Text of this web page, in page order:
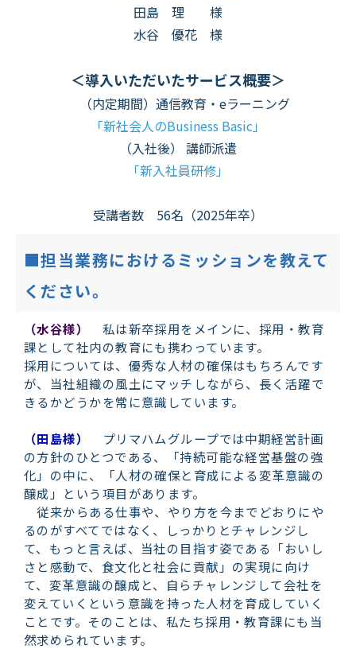
田島 理 様
水谷 優花 様
＜導入いただいたサービス概要＞
（内定期間）通信教育・eラーニング
「新社会人のBusiness Basic」
（入社後） 講師派遣
「新入社員研修」
受講者数 56名（2025年卒）
■担当業務におけるミッションを教えて
ください。
（水谷様）
私は新卒採用をメインに、採用・教育
課として社内の教育にも携わっています。
採用については、優秀な人材の確保はもちろんです
が、当社組織の風土にマッチしながら、長く活躍で
きるかどうかを常に意識しています。
（田島様）
プリマハムグループでは中期経営計画
の方針のひとつである、「持続可能な経営基盤の強
化」の中に、「人材の確保と育成による変革意識の
醸成」という項目があります。
従来からある仕事や、やり方を今までどおりにや
るのがすべてではなく、しっかりとチャレンジし
て、もっと言えば、当社の目指す姿である「おいし
さと感動で、食文化と社会に貢献」の実現に向け
て、変革意識の醸成と、自らチャレンジして会社を
変えていくという意識を持った人材を育成していく
ことです。そのことは、私たち採用・教育課にも当
然求められています。